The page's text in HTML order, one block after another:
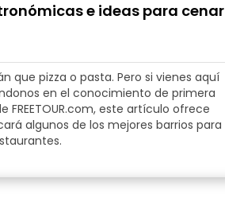
e ideas para cenar
que pizza o pasta. Pero si vienes aquí
en el conocimiento de primera
FREETOUR.com, este artículo ofrece
algunos de los mejores barrios para